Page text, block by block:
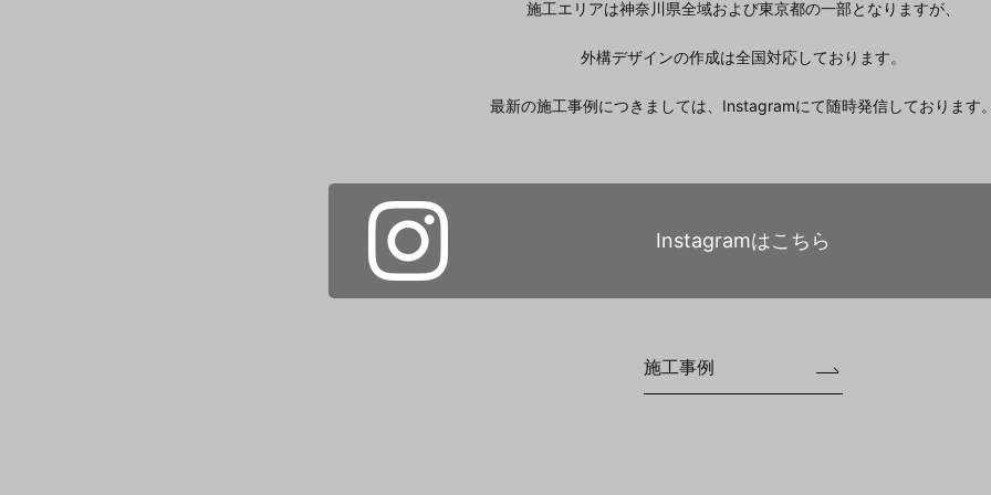
施工エリアは神奈川県全域および東京都の一部となりますが、
外構デザインの作成は全国対応しております。
最新の施工事例につきましては、Instagramにて随時発信しております
Instagramはこちら
施工事例